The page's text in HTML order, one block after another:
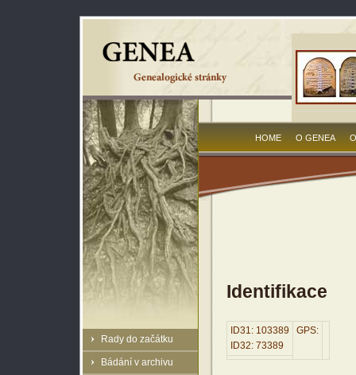
Rady do začátku
Bádání v archivu
HOME O GENEA
Identifikace
ID31: 103389
ID32: 73389
GPS: